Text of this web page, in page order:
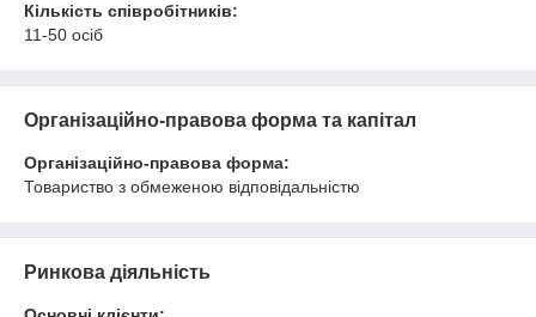
Кількість співробітників:
11-50 осіб
Організаційно-правова форма та капітал
Організаційно-правова форма:
Товариство з обмеженою відповідальністю
Ринкова діяльність